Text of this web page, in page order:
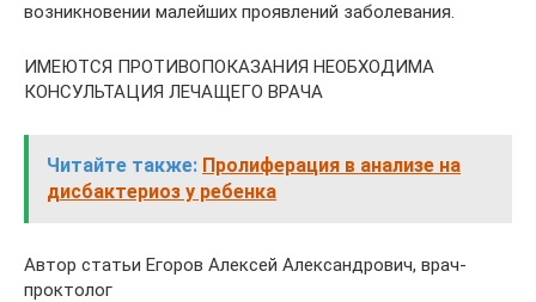
возникновении малейших проявлений заболевания.
ИМЕЮТСЯ ПРОТИВОПОКАЗАНИЯ НЕОБХОДИМА
КОНСУЛЬТАЦИЯ ЛЕЧАЩЕГО ВРАЧА
Читайте также: Пролиферация в анализе на
дисбактериоз у ребенка
Автор статьи Егоров Алексей Александрович, врач-
проктолог